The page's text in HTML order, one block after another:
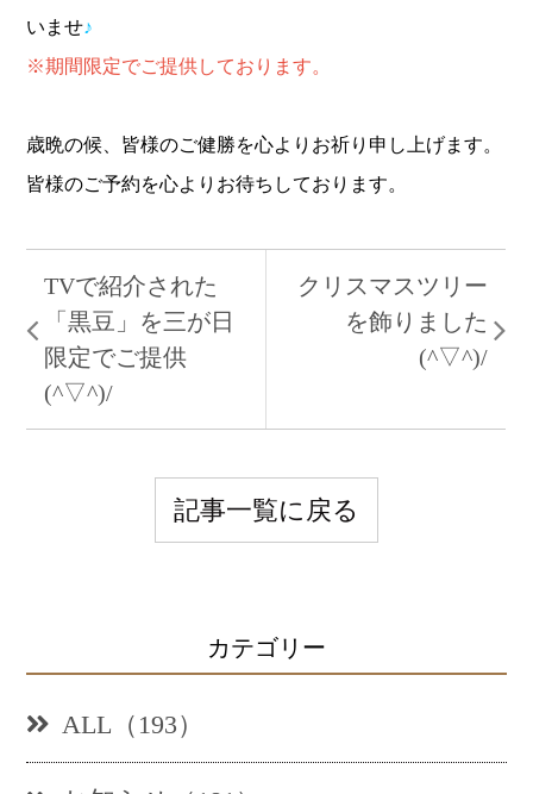
いませ♪
※期間限定でご提供しております。
歳晩の候、皆様のご健勝を心よりお祈り申し上げます。
皆様のご予約を心よりお待ちしております。
TVで紹介された
「黒豆」を三が日
限定でご提供
(^▽^)/
クリスマスツリー
を飾りました
(^▽^)/
記事一覧に戻る
カテゴリー
ALL（193）